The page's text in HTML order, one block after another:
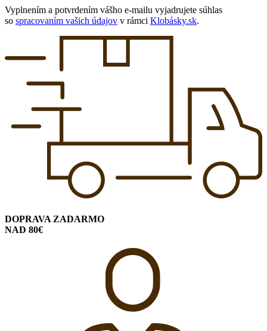
Vyplnením a potvrdením vášho e-mailu vyjadrujete súhlas
so spracovaním vašich údajov v rámci Klobásky.sk.
DOPRAVA ZADARMO
NAD 80€